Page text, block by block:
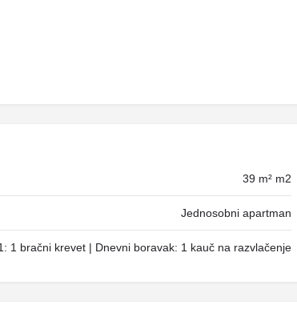
39 m² m2
Jednosobni apartman
1 bračni krevet | Dnevni boravak: 1 kauč na razvlačenje